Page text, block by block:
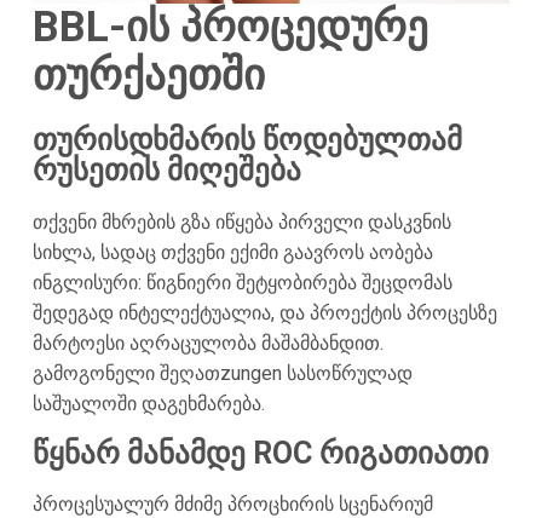
BBL-ის პროცედურე
თურქაეთში
თურისდხმარის წოდებულთამ
რუსეთის მიღეშება
თქვენი მხრების გზა იწყება პირველი დასკვნის
სიხლა, სადაც თქვენი ექიმი გაავროს აობება
ინგლისური: წიგნიერი შეტყობირება შეცდომას
შედეგად ინტელექტუალია, და პროექტის პროცესზე
მარტოესი აღრაცულობა მაშამბანდით.
გამოგონელი შეღათzungen სასოწრულად
საშუალოში დაგეხმარება.
წყნარ მანამდე ROC რიგათიათი
პროცესუალურ მძიმე პროცხირის სცენარიუმ